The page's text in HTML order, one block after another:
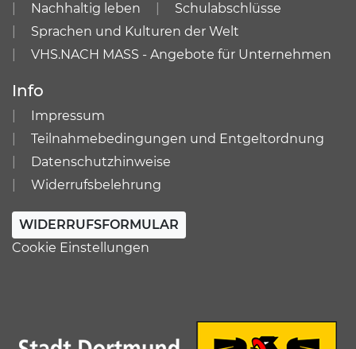
Nachhaltig leben
Schulabschlüsse
Sprachen und Kulturen der Welt
VHS.NACH MASS - Angebote für Unternehmen
Info
Impressum
Teilnahmebedingungen und Entgeltordnung
Datenschutzhinweise
Widerrufsbelehrung
WIDERRUFSFORMULAR
Cookie Einstellungen